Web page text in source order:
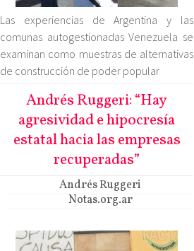
Las experiencias de Argentina y las
comunas autogestionadas Venezuela se
examinan como muestras de alternativas
de construcción de poder popular
Andrés Ruggeri: “Hay
agresividad e hipocresía
estatal hacia las empresas
recuperadas”
Andrés Ruggeri
Notas.org.ar